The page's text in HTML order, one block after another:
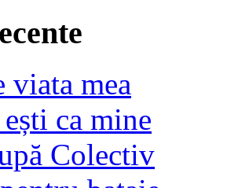
viata mea
ca mine
Colectiv